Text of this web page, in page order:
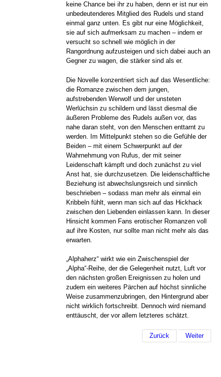
keine Chance bei ihr zu haben, denn er ist nur ein
unbedeutenderes Mitglied des Rudels und stand
einmal ganz unten. Es gibt nur eine Möglichkeit,
sie auf sich aufmerksam zu machen – indem er
versucht so schnell wie möglich in der
Rangordnung aufzusteigen und sich dabei auch an
Gegner zu wagen, die stärker sind als er.
Die Novelle konzentriert sich auf das Wesentliche:
die Romanze zwischen dem jungen,
aufstrebenden Werwolf und der unsteten
Werlüchsin zu schildern und lässt diesmal die
äußeren Probleme des Rudels außen vor, das
nahe daran steht, von den Menschen enttarnt zu
werden. Im Mittelpunkt stehen so die Gefühle der
Beiden – mit einem Schwerpunkt auf der
Wahrnehmung von Rufus, der mit seiner
Leidenschaft kämpft und doch zunächst zu viel
Anst hat, sie durchzusetzen. Die leidenschaftliche
Beziehung ist abwechslungsreich und sinnlich
beschrieben – sodass man mehr als einmal ein
Kribbeln fühlt, wenn man sich auf das Hickhack
zwischen den Liebenden einlassen kann. In dieser
Hinsicht kommen Fans erotischer Romanzen voll
auf ihre Kosten, nur sollte man nicht mehr als das
erwarten.
„Alphaherz“ wirkt wie ein Zwischenspiel der
„Alpha“-Reihe, der die Gelegenheit nutzt, Luft vor
den nächsten großen Ereignissen zu holen und
zudem ein weiteres Pärchen auf höchst sinnliche
Weise zusammenzubringen, den Hintergrund aber
nicht wirklich fortschreibt. Dennoch wird niemand
enttäuscht, der vor allem letzteres schätzt.
Zurück Weiter